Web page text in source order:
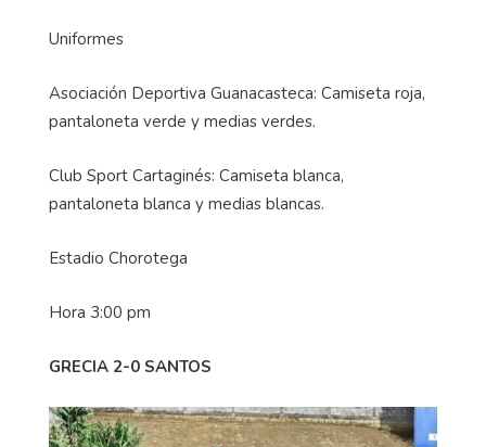
Uniformes
Asociación Deportiva Guanacasteca: Camiseta roja,
pantaloneta verde y medias verdes.
Club Sport Cartaginés: Camiseta blanca,
pantaloneta blanca y medias blancas.
Estadio Chorotega
Hora 3:00 pm
GRECIA 2-0 SANTOS